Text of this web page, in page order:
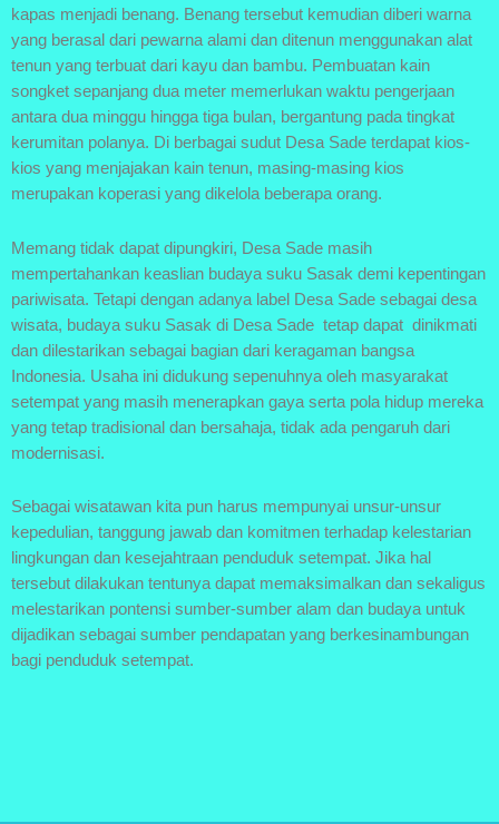
kapas menjadi benang. Benang tersebut kemudian diberi warna
yang berasal dari pewarna alami dan ditenun menggunakan alat
tenun yang terbuat dari kayu dan bambu. Pembuatan kain
songket sepanjang dua meter memerlukan waktu pengerjaan
antara dua minggu hingga tiga bulan, bergantung pada tingkat
kerumitan polanya. Di berbagai sudut Desa Sade terdapat kios-
kios yang menjajakan kain tenun, masing-masing kios
merupakan koperasi yang dikelola beberapa orang.
Memang tidak dapat dipungkiri, Desa Sade masih
mempertahankan keaslian budaya suku Sasak demi kepentingan
pariwisata. Tetapi dengan adanya label Desa Sade sebagai desa
wisata, budaya suku Sasak di Desa Sade tetap dapat dinikmati
dan dilestarikan sebagai bagian dari keragaman bangsa
Indonesia. Usaha ini didukung sepenuhnya oleh masyarakat
setempat yang masih menerapkan gaya serta pola hidup mereka
yang tetap tradisional dan bersahaja, tidak ada pengaruh dari
modernisasi.
Sebagai wisatawan kita pun harus mempunyai unsur-unsur
kepedulian, tanggung jawab dan komitmen terhadap kelestarian
lingkungan dan kesejahtraan penduduk setempat. Jika hal
tersebut dilakukan tentunya dapat memaksimalkan dan sekaligus
melestarikan pontensi sumber-sumber alam dan budaya untuk
dijadikan sebagai sumber pendapatan yang berkesinambungan
bagi penduduk setempat.